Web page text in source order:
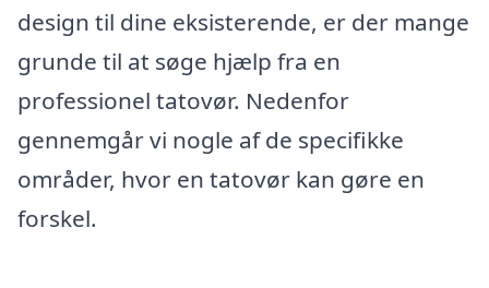
design til dine eksisterende, er der mange
grunde til at søge hjælp fra en
professionel tatovør. Nedenfor
gennemgår vi nogle af de specifikke
områder, hvor en tatovør kan gøre en
forskel.